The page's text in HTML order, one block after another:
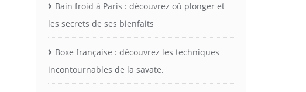
Bain froid à Paris : découvrez où plonger et
les secrets de ses bienfaits
Boxe française : découvrez les techniques
incontournables de la savate.